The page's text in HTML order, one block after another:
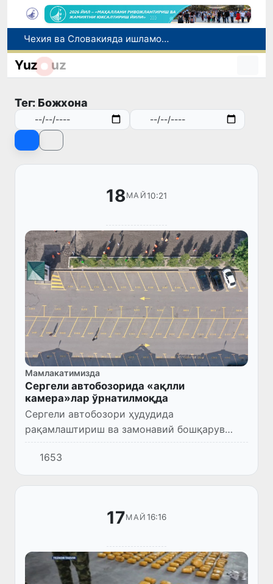
Чехия ва Словакияда ишламоқчи бўлган тиббиёт мутахассислари рўйхатга олинади
Боланинг фамилиясига отасининг исмини беришга рухсат берилади
Ўзбекистонда 2025 йилда коррупцияга оид жиноятлар бўйича 7 517 нафар шахс жавобгарликка тортилган
Yuz uz
Тег: Божхона
18МАЙ10:21
Мамлакатимизда
Сергели автобозорида «ақлли
камера»лар ўрнатилмоқда
Сергели автобозори ҳудудида
рақамлаштириш ва замонавий бошқарув
тизимини жорий этиш ишлари давом
этмоқда. Бу ҳақда Божхона қўмитаси
маълум қилди.
1653
17МАЙ 16:16